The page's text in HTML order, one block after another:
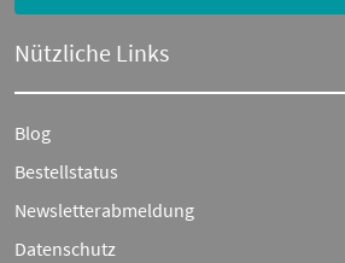
Nützliche Links
Blog
Bestellstatus
Newsletterabmeldung
Datenschutz